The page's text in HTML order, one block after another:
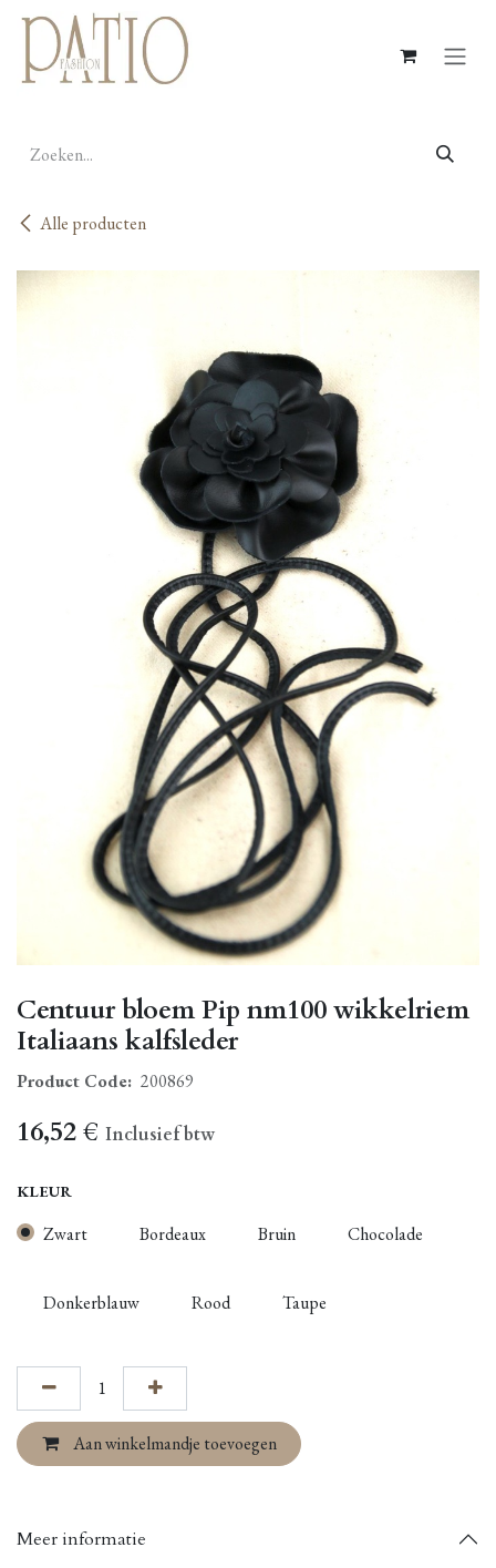
Overslaan naar inhoud
Alle producten
Centuur bloem Pip nm100 wikkelriem
Italiaans kalfsleder
Product Code: 200869
16,52€ Inclusief btw
KLEUR
Zwart Bordeaux Bruin Chocolade
Donkerblauw Rood Taupe
Aan winkelmandje toevoegen
Meer informatie